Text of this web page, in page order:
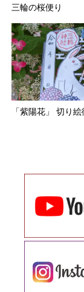
三輪の桜便り
「紫陽花」 切り